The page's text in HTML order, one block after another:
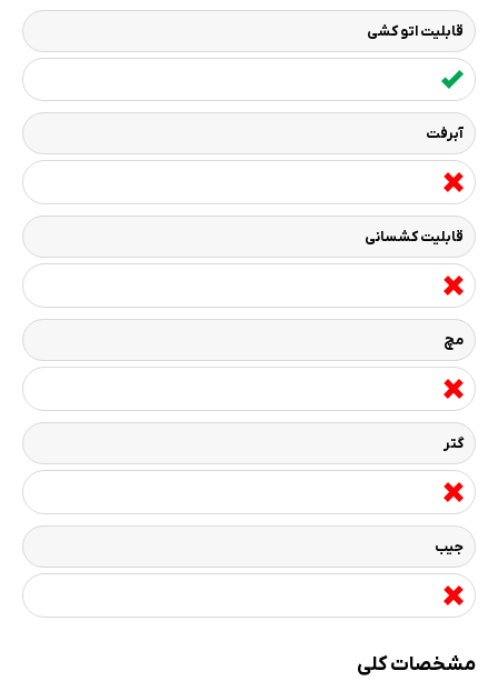
قابلیت اتو کشی
آبرفت
قابلیت کشسانی
مچ
گتر
جیب
مشخصات کلی